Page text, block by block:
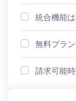
統合機能
無料プラ
請求可能